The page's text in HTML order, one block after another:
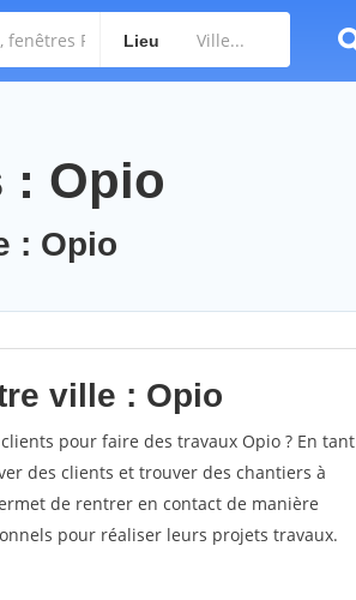
Lieu
: Opio
: Opio
ville : Opio
pour faire des travaux Opio ? En tant
des clients et trouver des chantiers à
de rentrer en contact de manière
pour réaliser leurs projets travaux.